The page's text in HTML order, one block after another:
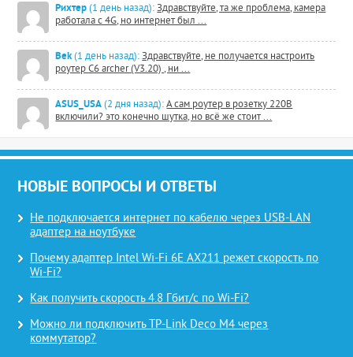
Рихтер (1 день назад): Здравствуйте, та же проблема, камера
работала с 4G, но интернет был ...
Bek(1 день назад): Здравствуйте, не получается настроить
роутер C6 archer (V3.20) , ни ...
ASUS_USA (2 дня назад): А сам роутер в розетку 220В
включили? это конечно шутка, но всё же стоит ...
НОВЫЕ ВОПРОСЫ И ОТВЕТЫ
Не подключается интернет по кабелю через USB-LAN
адаптер на ноутбуке
Почему адаптер Intel Wi-Fi 6E AX211 режет скорость по
Wi-Fi?
Как получить скорость 4.8 Гбит/с по Wi-Fi?
Можно ли подключить TP-Link Deco M4 через
коммутатор?